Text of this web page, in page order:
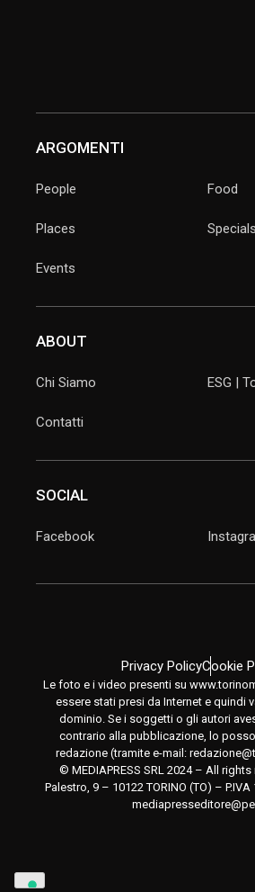
ARGOMENTI
People
Places
Events
Food
Specials
ABOUT
Chi Siamo
Contatti
ESG |
SOCIAL
Facebook
Privacy PolicyCookie
Le foto e i video presenti su
essere stati presi da Internet e quindi
dominio. Se i soggetti o gli autori
contrario alla pubblicazione, lo
redazione (tramite e-mail:
© MEDIAPRESS SRL 2024 – All
Palestro, 9 – 10122 TORINO (TO) –